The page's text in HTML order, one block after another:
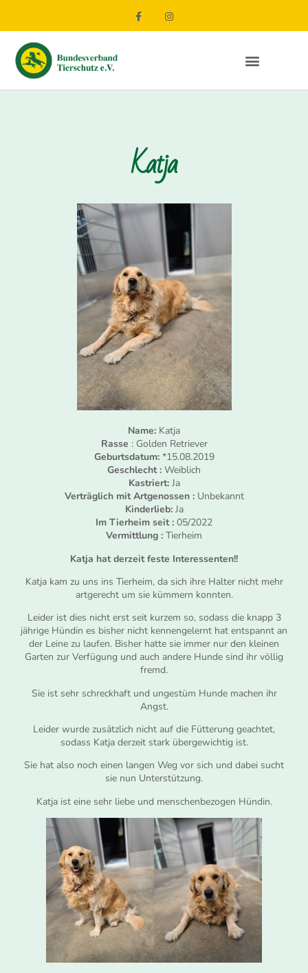
Katja
Name: Katja
Rasse : Golden Retriever
Geburtsdatum: *15.08.2019
Geschlecht : Weiblich
Kastriert: Ja
Verträglich mit Artgenossen : Unbekannt
Kinderlieb: Ja
Im Tierheim seit : 05/2022
Vermittlung : Tierheim
Katja hat derzeit feste Interessenten!!
Katja kam zu uns ins Tierheim, da sich ihre Halter nicht mehr
artgerecht um sie kümmern konnten.
Leider ist dies nicht erst seit kurzem so, sodass die knapp 3
jährige Hündin es bisher nicht kennengelernt hat entspannt an
der Leine zu laufen. Bisher hatte sie immer nur den kleinen
Garten zur Verfügung und auch andere Hunde sind ihr völlig
fremd.
Sie ist sehr schreckhaft und ungestüm Hunde machen ihr
Angst.
Leider wurde zusätzlich nicht auf die Fütterung geachtet,
sodass Katja derzeit stark übergewichtig ist.
Sie hat also noch einen langen Weg vor sich und dabei sucht
sie nun Unterstützung.
Katja ist eine sehr liebe und menschenbezogen Hündin.